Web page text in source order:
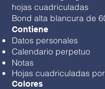
hojas cuadriculadas
Bond alta blancura de
Contiene
Datos personales
Calendario perpetuo
Notas
Hojas cuadriculadas
Colores